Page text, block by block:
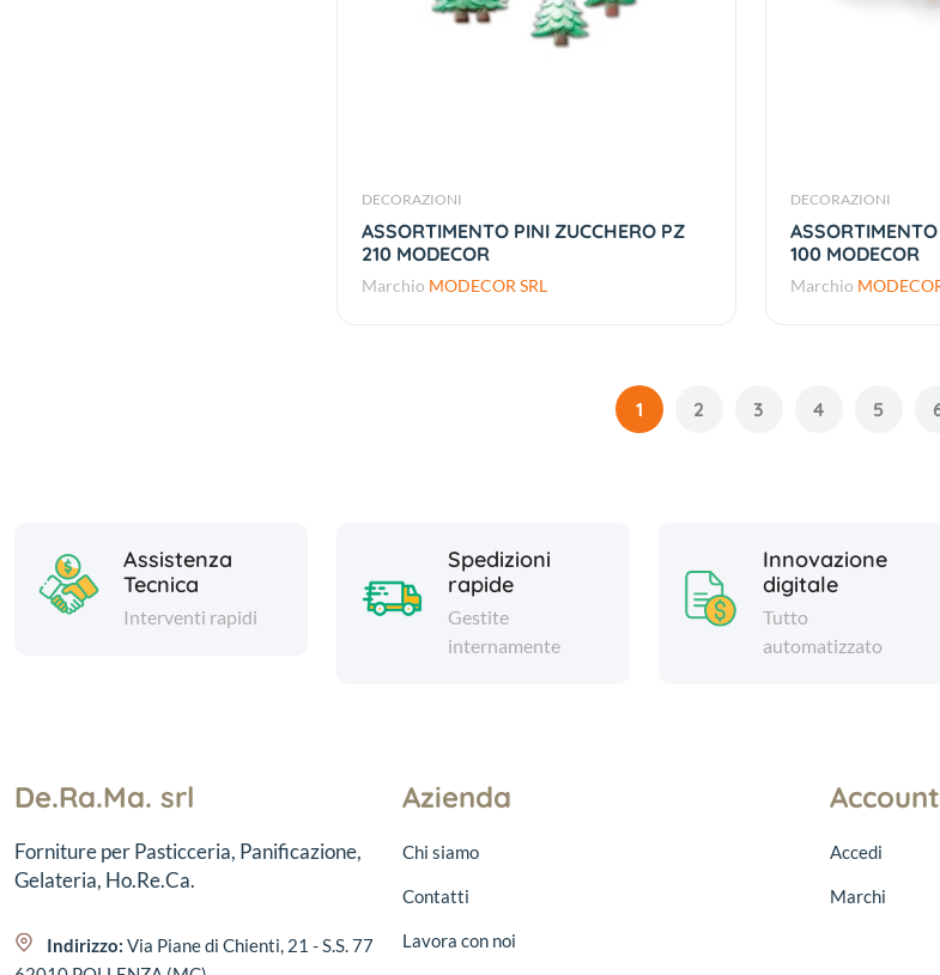
DECORAZIONI
ASSORTIMENTO PINI ZUCCHERO PZ
210 MODECOR
Marchio MODECOR SRL
DECORAZIONI
100 MODECOR
Marchio
1 2 3 4 5
Assistenza
Tecnica
Interventi rapidi
Spedizioni
rapide
Gestite
internamente
Innovazione
digitale
Tutto
automatizzato
De.Ra.Ma. srl
Forniture per Pasticceria, Panificazione,
Gelateria, Ho.Re.Ca.
Indirizzo: Via Piane di Chienti, 21 - S.S. 77
Azienda
Chi siamo
Contatti
Lavora con noi
Account
Accedi
Marchi